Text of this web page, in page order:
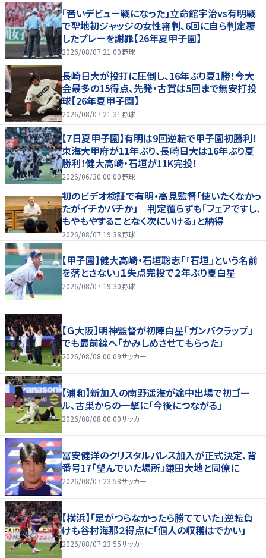
｢苦いデビュー戦になった｣立命館宇治vs有明戦
で聖地初ジャッジの女性審判、6回に自ら判定覆
したプレーを謝罪【26年夏甲子園】
2026/08/07 21:00野球
長崎日大が投打に圧倒し、16年ぶり夏1勝！今大
会最多の15得点、先発・古賀は5回まで無安打投
球【26年夏甲子園】
2026/08/07 21:31 野球
【7日夏甲子園】有明は9回逆転で甲子園初勝利！
東海大甲府が11年ぶり、長崎日大は16年ぶり夏
勝利！健大高崎・石垣が11K完投！
2026/06/30 00:00野球
初のビデオ検証で有明・高見監督「使いたくなかっ
たがイチかバチか」 判定覆らずも「フェアですし、
もやもやすることなく次にいける」と納得
2026/08/07 19:38野球
【甲子園】健大高崎・石垣聡志「『石垣』という名前
を落とさない」１失点完投で２年ぶり夏白星
2026/08/07 19:30野球
【Ｇ大阪】明神監督が初陣白星「ガンバクラップ」
でも最前線へ「かみしめさせてもらった」
2026/08/08 00:09サッカー
【浦和】新加入の南野遥海が途中出場で初ゴー
ル、古巣からの一撃に「今後につながる」
2026/08/08 00:00サッカー
冨安健洋のクリスタルパレス加入が正式決定、背
番号17「望んでいた場所」鎌田大地と同僚に
2026/08/07 23:58サッカー
【横浜】「足がつらなかったら勝てていた」逆転負
けも谷村海那２得点に「個人の収穫はでかい」
2026/08/07 23:55サッカー